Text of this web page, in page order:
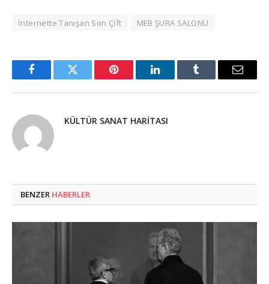
İnternette Tanışan Son Çift MEB ŞURA SALONU
FacebookTwitter Pinterest LinkedInTumblr Email
KÜLTÜR SANAT HARITASI
BENZER HABERLER